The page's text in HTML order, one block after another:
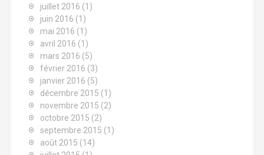
juillet 2016 (1)
juin 2016 (1)
mai 2016 (1)
avril 2016 (1)
mars 2016 (5)
février 2016 (3)
janvier 2016 (5)
décembre 2015 (1)
novembre 2015 (2)
octobre 2015 (2)
septembre 2015 (1)
août 2015 (14)